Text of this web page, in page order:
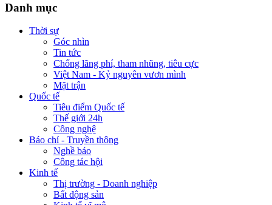
Danh mục
Thời sự
Góc nhìn
Tin tức
Chống lãng phí, tham nhũng, tiêu cực
Việt Nam - Kỷ nguyên vươn mình
Mặt trận
Quốc tế
Tiêu điểm Quốc tế
Thế giới 24h
Công nghệ
Báo chí - Truyền thông
Nghề báo
Công tác hội
Kinh tế
Thị trường - Doanh nghiệp
Bất động sản